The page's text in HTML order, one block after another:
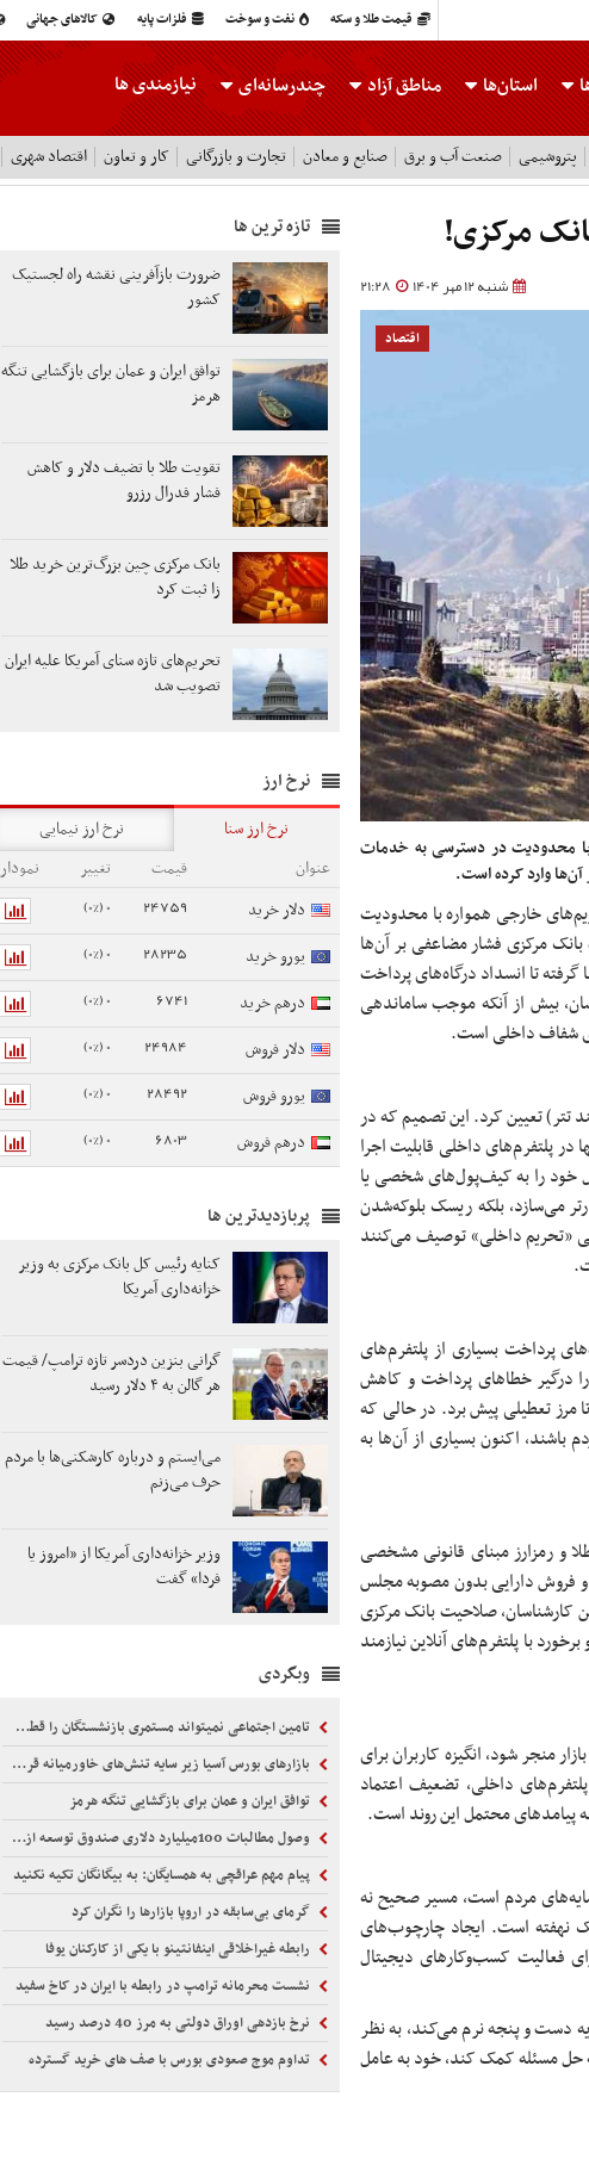
قیمت طلا و سکه نفت و سوخت فلزات پایه کالاهای جهانی
استان‌ها مناطق آزاد چندرسانه‌ای نیازمندی ها
پتروشیمی صنعت آب و برق صنایع و معادن تجارت و بازرگانی کار و تعاون اقتصاد شهری
مرکزی!
شنبه 12 مهر 1404 21:28
اقتصاد
با محدودیت در دسترسی به خدمات
وارد کرده است.
خارجی همواره با محدودیت
مرکزی فشار مضاعفی بر آن‌ها
تا انسداد درگاه‌های پرداخت
بیش از آنکه موجب ساماندهی
شفاف داخلی است.
تتر) تعیین کرد. این تصمیم که در
پلتفرم‌های داخلی قابلیت اجرا
خود را به کیف‌پول‌های شخصی یا
می‌سازد، بلکه ریسک بلوکه‌شدن
«تحریم داخلی» توصیف می‌کنند
پرداخت بسیاری از پلتفرم‌های
را درگیر خطاهای پرداخت و کاهش
مرز تعطیلی پیش برد. در حالی که
باشند، اکنون بسیاری از آن‌ها به
و رمزارز مبنای قانونی مشخصی
و فروش دارایی بدون مصوبه مجلس
کارشناسان، صلاحیت بانک مرکزی
با پلتفرم‌های آنلاین نیازمند
منجر شود، انگیزه کاربران برای
داخلی، تضعیف اعتماد
پیامدهای محتمل این روند است.
مردم است، مسیر صحیح نه
نهفته است. ایجاد چارچوب‌های
فعالیت کسب‌وکارهای دیجیتال
دست و پنجه نرم می‌کند، به نظر
حل مسئله کمک کند، خود به عامل
تازه ترین ها
ضرورت بازآفرینی نقشه راه لجستیک
کشور
توافق ایران و عمان برای بازگشایی تنگه
هرمز
تقویت طلا با تضیف دلار و کاهش
فشار فدرال رزرو
بانک مرکزی چین بزرگ‌ترین خرید طلا
زا ثبت کرد
تحریم‌های تازه سنای آمریکا علیه ایران
تصویب شد
نرخ ارز
نرخ ارز سنا
نرخ ارز نیمایی
عنوان
قیمت تغییر
نمودار
دلار خرید
24759
0 (0%)
یورو خرید 28235
0 (0%)
درهم خرید 6741
0 (0%)
دلار فروش 24984
0 (0%)
یورو فروش 28492
0 (0%)
درهم فروش 6803
0 (0%)
پربازدیدترین ها
کنایه رئیس کل بانک مرکزی به وزیر
خزانه‌داری آمریکا
گرانی بنزین دردسر تازه ترامپ/ قیمت
هر گالن به ۴ دلار رسید
می‌ایستم و درباره کارشکنی‌ها با مردم
حرف می‌زنم
وزیر خزانه‌داری آمریکا از «امروز یا
فردا» گفت
وبگردی
تامین اجتماعی نمیتواند مستمری بازنشستگان را قطع کند
بازارهای بورس آسیا زیر سایه تنش‌های خاورمیانه قرمزپوش شدند
توافق ایران و عمان برای بازگشایی تنگه هرمز
وصول مطالبات 100میلیارد دلاری صندوق توسعه ازدولت
پیام مهم عراقچی به همسایگان: به بیگانگان تکیه نکنید
گرمای بی‌سابقه در اروپا بازارها را نگران کرد
رابطه غیراخلاقی اینفانتینو با یکی از کارکنان یوفا
نشست محرمانه ترامپ در رابطه با ایران در کاخ سفید
نرخ بازدهی اوراق دولتی به مرز 40 درصد رسید
تداوم موج صعودی بورس با صف های خرید گسترده